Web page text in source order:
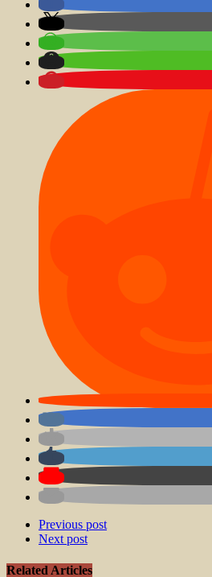
Previous post
Next post
Related Articles